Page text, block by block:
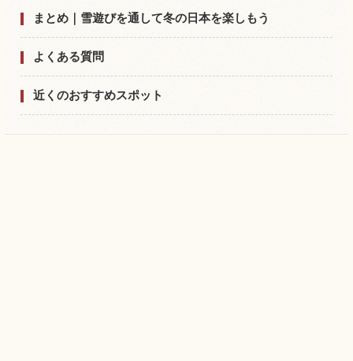
まとめ｜雪遊びを通して冬の日本を楽しもう
よくある質問
近くのおすすめスポット